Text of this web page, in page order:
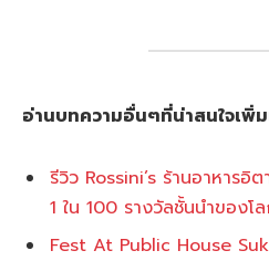
อ่านบทความอื่นๆที่น่าสนใจเพิ่
รีวิว Rossini’s ร้านอาหาร
1 ใน 100 รางวัลชั้นนำของโ
Fest At Public House